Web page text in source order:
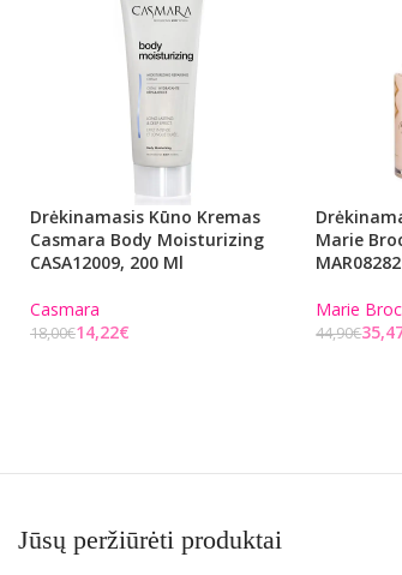
Drėkinamasis Kūno Kremas
Casmara Body Moisturizing
CASA12009, 200 Ml
Casmara
18,00€14,22€
Marie
MAR08282
Marie
44,90€
Jūsų peržiūrėti produktai